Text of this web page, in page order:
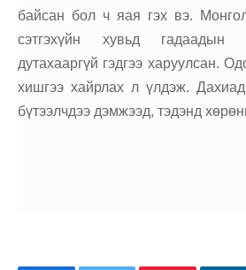
байсан бол ч яая гэх вэ.
сэтгэхүйн хувьд гадаадын
дутахааргүй гэдгээ харуулсан.
хишгээ хайрлах л үлдэж.
бүтээлчдээ дэмжээд, тэдэнд